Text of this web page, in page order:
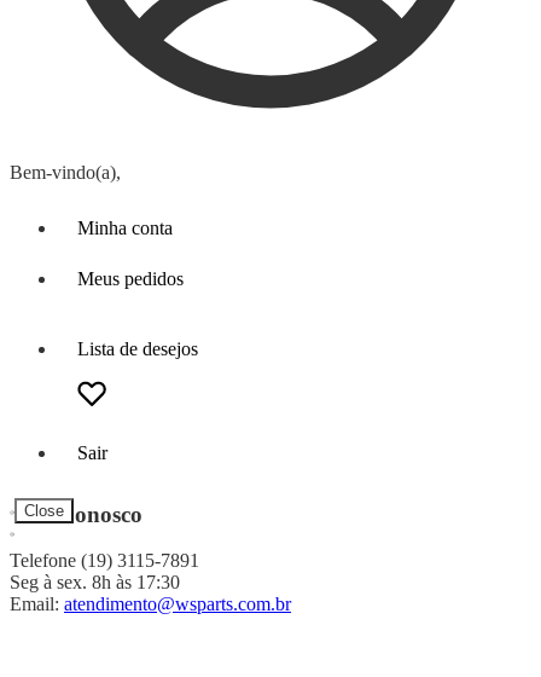
Bem-vindo(a),
Minha conta
Meus pedidos
Lista de desejos
Sair
Close
Fale Conosco
Telefone (19) 3115-7891
Seg à sex. 8h às 17:30
Email: atendimento@wsparts.com.br